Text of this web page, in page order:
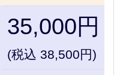
35,000円
(税込 38,500円)